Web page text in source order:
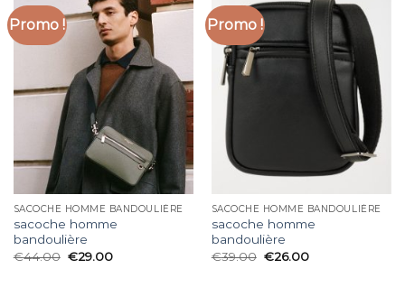
Promo !
SACOCHE HOMME BANDOULIÈRE
sacoche homme
bandoulière
€44.00 €29.00
Promo !
SACOCHE HOMME BANDOULIÈRE
sacoche homme
bandoulière
€39.00 €26.00